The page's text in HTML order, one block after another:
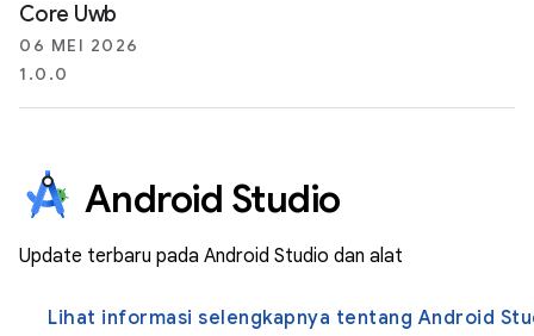
Core Uwb
06 MEI 2026
1.0.0
Android Studio
Update terbaru pada Android Studio dan alat
Lihat informasi selengkapnya tentang Android